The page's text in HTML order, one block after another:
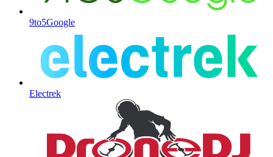
9to5Google
Electrek